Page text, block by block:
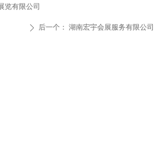
览有限公司
ꄲ 后一个： 湖南宏宇会展服务有限公司